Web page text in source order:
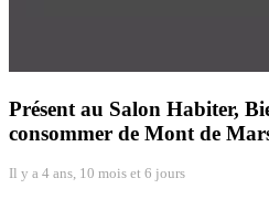
Présent au Salon Habiter,
consommer de Mont de
Il y a 4 ans, 10 mois et 6 jours